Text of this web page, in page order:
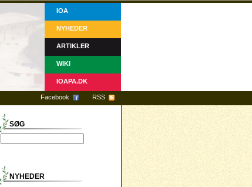
IOA
NYHEDER
ARTIKLER
WIKI
IOAPA.DK
Facebook RSS
SØG
NYHEDER